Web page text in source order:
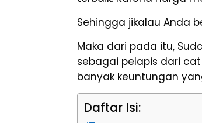
Sehingga jikalau Anda
Maka dari pada itu,
sebagai pelapis dari
banyak keuntungan
Daftar Isi: